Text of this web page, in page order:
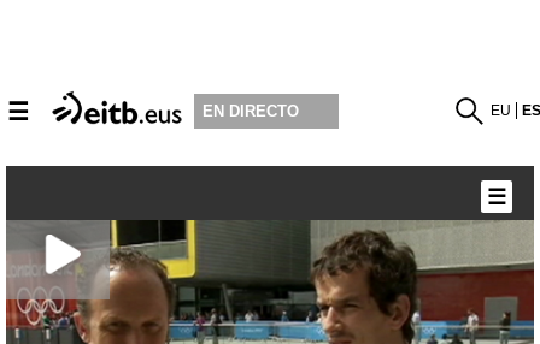
☰ EN DIRECTO EU
☰